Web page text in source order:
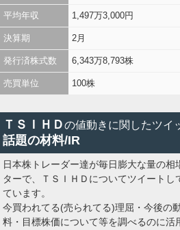
平均年収 1,497万3,000円
決算期 2月
発行済株式数 6,343万8,793株
売買単位 100株
ＴＳＩＨＤの値動きに関したツ
話題の材料/IR
日本株トレーダー達が毎日膨大な量の相
ターで、ＴＳＩＨＤについてツイートし
ています。
今買われてる(売られてる)理屈・今後の
料・目標株価について等を調べるのに活